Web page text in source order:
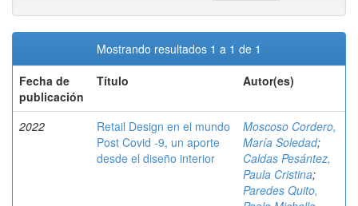
Mostrando resultados 1 a 1 de 1
Fecha de
publicación
Título Autor(es)
2022
Retail Design en el mundo
Post Covid -9, un aporte
desde el diseño interior
Moscoso Cordero,
María Soledad;
Caldas Pesántez,
Paula Cristina;
Paredes Quito,